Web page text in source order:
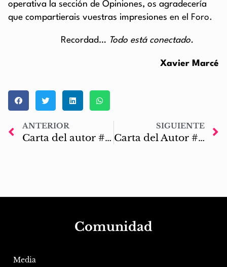
operativa la sección de Opiniones, os agradecería
que compartierais vuestras impresiones en el Foro.
Recordad… Todo está conectado.
Xavier Marcé
ANTERIOR
Carta del autor #48: Feliz navidad crowfundinera y año nuevo 2018
SIGUIENTE
Carta del Autor #50: Seis años de #MarcadosporOdín
Comunidad
Media